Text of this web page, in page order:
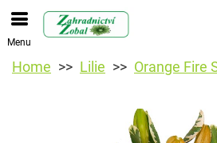
Menu
Home Lilie Orange Fire